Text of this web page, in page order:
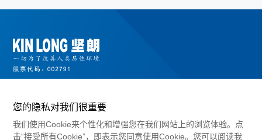
您的隐私对我们很重要
我们使用Cookie来个性化和增强您在我们网站上的浏览体验。点
击“接受所有Cookie”，即表示您同意使用Cookie。您可以阅读我